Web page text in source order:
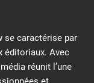
se caractérise par
éditoriaux. Avec
réunit l’une